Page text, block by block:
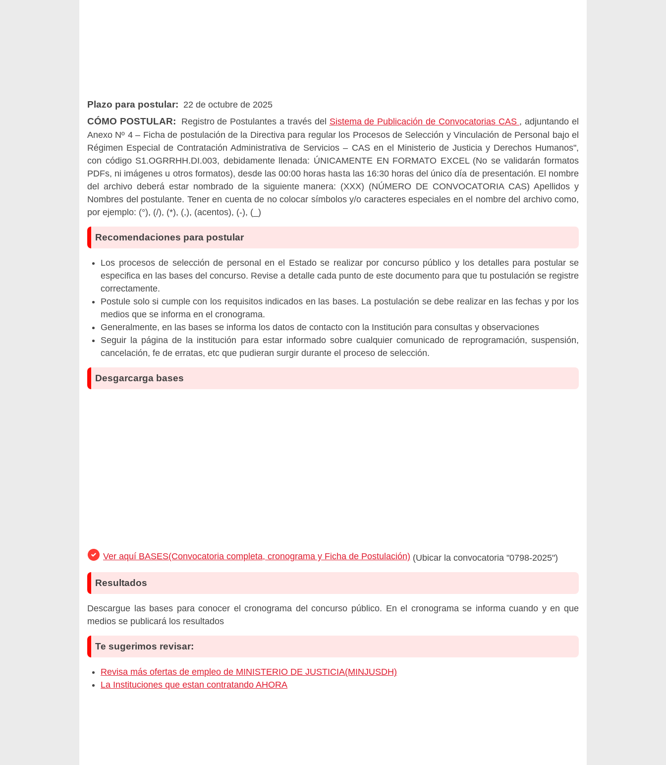
Plazo para postular: 22 de octubre de 2025
CÓMO POSTULAR: Registro de Postulantes a través del Sistema de Publicación de Convocatorias CAS , adjuntando el
Anexo Nº 4 – Ficha de postulación de la Directiva para regular los Procesos de Selección y Vinculación de Personal bajo el
Régimen Especial de Contratación Administrativa de Servicios – CAS en el Ministerio de Justicia y Derechos Humanos",
con código S1.OGRRHH.DI.003, debidamente llenada: ÚNICAMENTE EN FORMATO EXCEL (No se validarán formatos
PDFs, ni imágenes u otros formatos), desde las 00:00 horas hasta las 16:30 horas del único día de presentación. El nombre
del archivo deberá estar nombrado de la siguiente manera: (XXX) (NÚMERO DE CONVOCATORIA CAS) Apellidos y
Nombres del postulante. Tener en cuenta de no colocar símbolos y/o caracteres especiales en el nombre del archivo como,
por ejemplo: (°), (/), (*), (,), (acentos), (-), (_)
Recomendaciones para postular
Los procesos de selección de personal en el Estado se realizar por concurso público y los detalles para postular se
especifica en las bases del concurso. Revise a detalle cada punto de este documento para que tu postulación se registre
correctamente.
Postule solo si cumple con los requisitos indicados en las bases. La postulación se debe realizar en las fechas y por los
medios que se informa en el cronograma.
Generalmente, en las bases se informa los datos de contacto con la Institución para consultas y observaciones
Seguir la página de la institución para estar informado sobre cualquier comunicado de reprogramación, suspensión,
cancelación, fe de erratas, etc que pudieran surgir durante el proceso de selección.
Desgarcarga bases
Ver aquí BASES(Convocatoria completa, cronograma y Ficha de Postulación) (Ubicar la convocatoria "0798-2025")
Resultados
Descargue las bases para conocer el cronograma del concurso público. En el cronograma se informa cuando y en que
medios se publicará los resultados
Te sugerimos revisar:
Revisa más ofertas de empleo de MINISTERIO DE JUSTICIA(MINJUSDH)
La Instituciones que estan contratando AHORA